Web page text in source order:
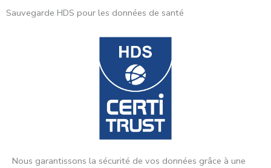
Sauvegarde HDS pour les données de santé
Nous garantissons la sécurité de vos données grâce à une